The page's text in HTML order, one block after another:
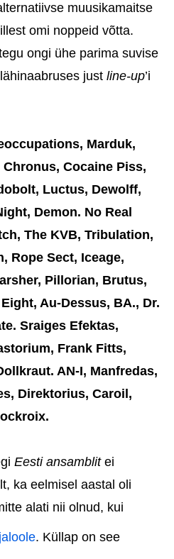
muusikamaitse
omi noppeid võtta.
ongi ühe parima suvise
just line-up’i
Marduk,
Cocaine Piss,
Luctus, Dewolff,
Demon. No Real
The KVB, Tribulation,
Rope Sect, Iceage,
Pillorian, Brutus,
Au-Dessus, BA., Dr.
Sraiges Efektas,
Frank Fitts,
AN-I, Manfredas,
Direktorius, Caroil,
Eesti ansamblitei
ka eelmisel aastal oli
alati nii olnud, kui
. Küllap on see